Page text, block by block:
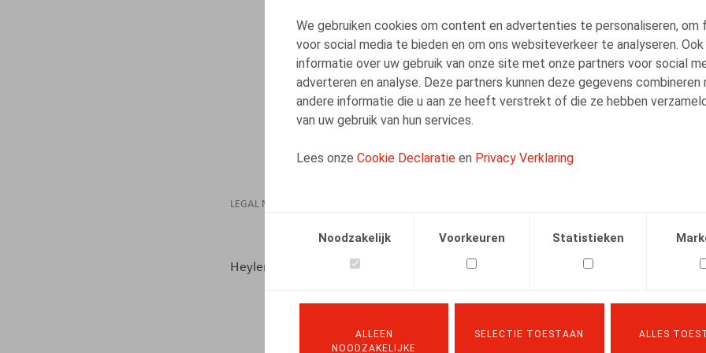
We gebruiken cookies om content en advertenties te personaliseren, om
voor social media te bieden en om ons websiteverkeer te analyseren.
informatie over uw gebruik van onze site met onze partners voor social
adverteren en analyse. Deze partners kunnen deze gegevens combineren
andere informatie die u aan ze heeft verstrekt of die ze hebben
van uw gebruik van hun services.
Lees onze Cookie Declaratie en Privacy Verklaring
Noodzakelijk Voorkeuren Statistieken
ALLEEN
NOODZAKELIJKE
SELECTIE TOESTAAN ALLES
LEGAL MAGAZINES
Heylen, B., Van Damme, A., ​Life & Benefits nr 3, mars 2012, pp. 1-3
Senior Associate